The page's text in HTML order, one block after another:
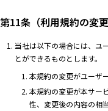
第11条（利用規約の変更
当社は以下の場合には、ユ
とができるものとします。
本規約の変更がユーザ
本規約の変更が本サー
性、変更後の内容の相